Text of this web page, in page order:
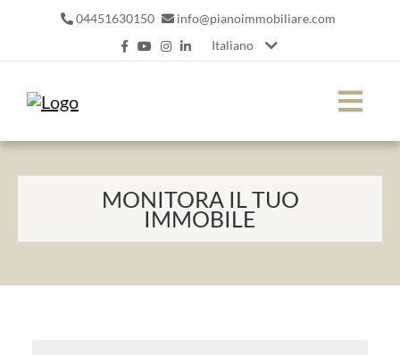
04451630150
info@pianoimmobiliare.com
Italiano
MONITORA IL TUO
IMMOBILE